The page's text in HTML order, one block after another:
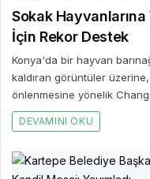
Sokak
İçin Rekor Destek
Konya'da bir hayvan
kaldıran görüntüler
önlenmesine yönelik
DEVAMINI OKU